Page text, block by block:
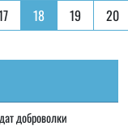
18 19 20
доброволки